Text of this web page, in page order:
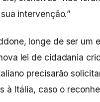
intervenção.”
longe de ser um
lei de cidadania
precisarão
à Itália, caso o